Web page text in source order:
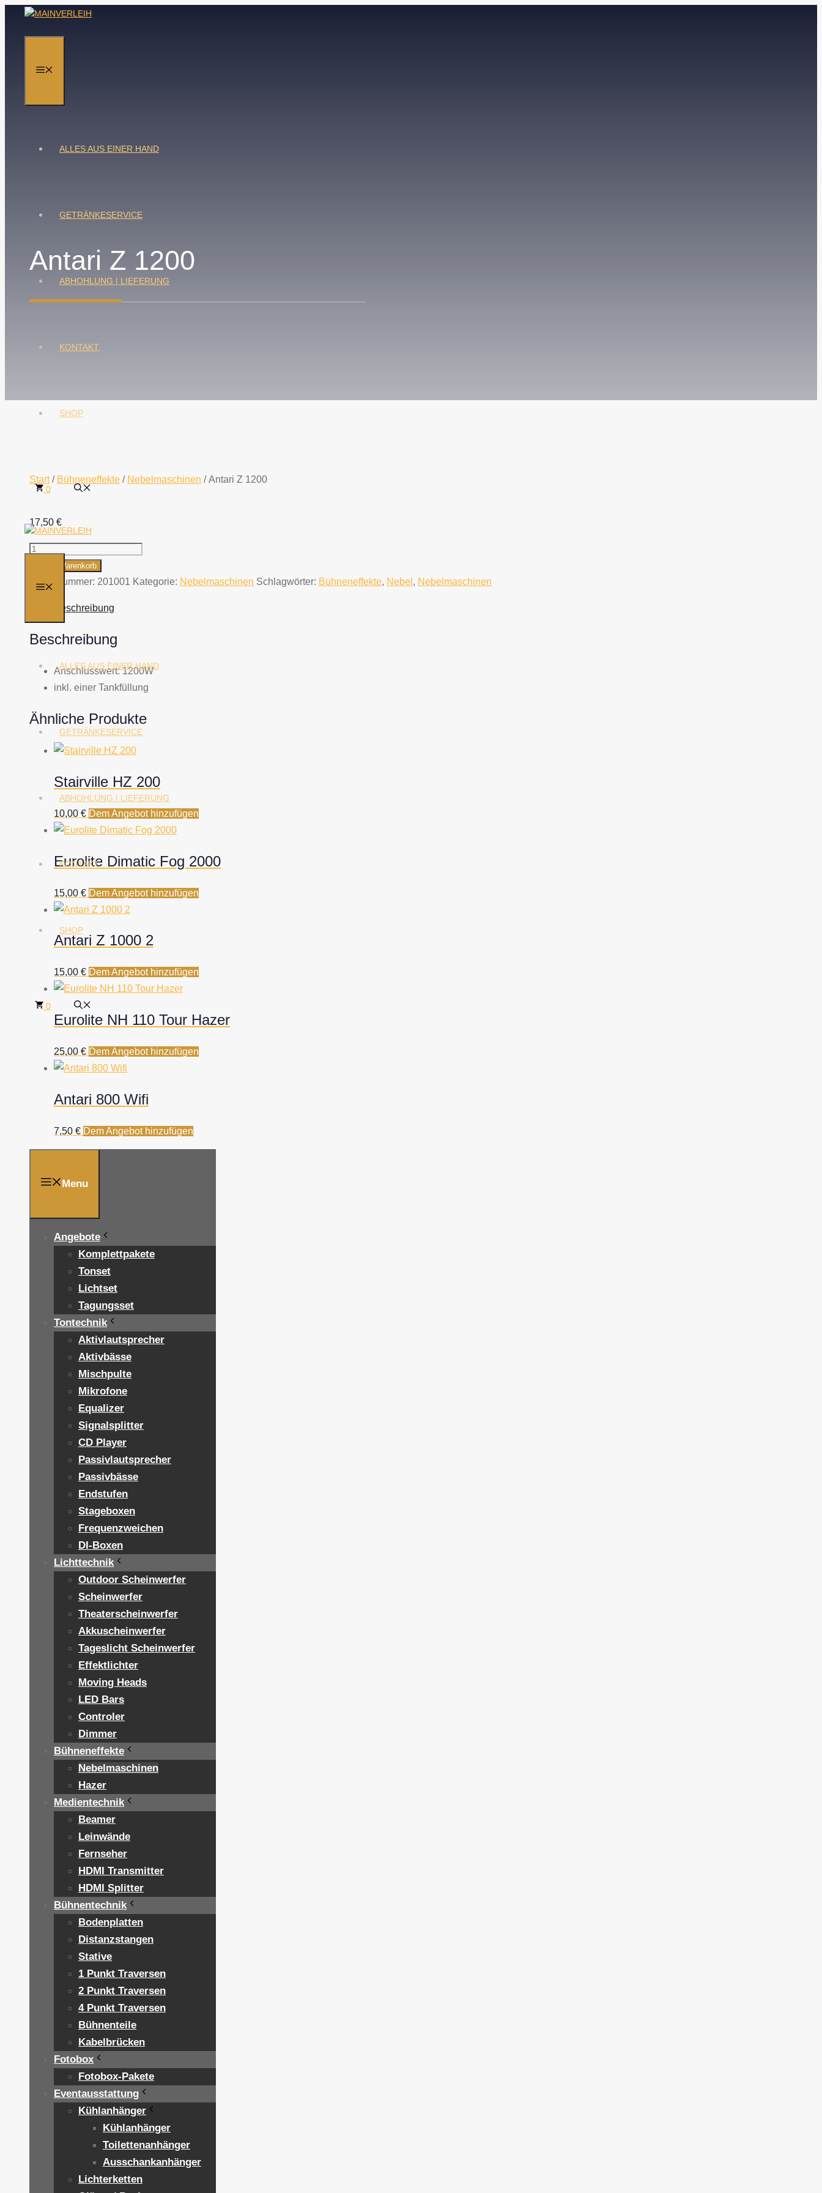
ALLES AUS EINER HAND
GETRÄNKESERVICE
ABHOHLUNG | LIEFERUNG
KONTAKT
SHOP
0
MENÜ
ALLES AUS EINER HAND
GETRÄNKESERVICE
ABHOHLUNG | LIEFERUNG
KONTAKT
SHOP
0
Antari Z 1200
Start/ Bühneneffekte / Nebelmaschinen / Antari Z 1200
17,50 €
Antari
1200
In den Warenkorb
Artikelnummer: 201001 Kategorie: Nebelmaschinen Schlagwörter: Bühneneffekte, Nebel , Nebelmaschinen
Beschreibung
Beschreibung
Anschlusswert: 1200W
inkl. einer Tankfüllung
Ähnliche Produkte
Stairville HZ 200
10,00 € Dem Angebot hinzufügen
Eurolite Dimatic Fog 2000
15,00 € Dem Angebot hinzufügen
Antari Z 1000 2
15,00 € Dem Angebot hinzufügen
Eurolite NH 110 Tour Hazer
25,00 € Dem Angebot hinzufügen
Antari 800 Wifi
7,50 € Dem Angebot hinzufügen
Menu
Angebote
Komplettpakete
Tonset
Lichtset
Tagungsset
Tontechnik
Aktivlautsprecher
Aktivbässe
Mischpulte
Mikrofone
Equalizer
Signalsplitter
CD Player
Passivlautsprecher
Passivbässe
Endstufen
Stageboxen
Frequenzweichen
DI-Boxen
Lichttechnik
Outdoor Scheinwerfer
Scheinwerfer
Theaterscheinwerfer
Akkuscheinwerfer
Tageslicht Scheinwerfer
Effektlichter
Moving Heads
LED Bars
Controler
Dimmer
Bühneneffekte
Nebelmaschinen
Hazer
Medientechnik
Beamer
Leinwände
Fernseher
HDMI Transmitter
HDMI Splitter
Bühnentechnik
Bodenplatten
Distanzstangen
Stative
1 Punkt Traversen
2 Punkt Traversen
4 Punkt Traversen
Bühnenteile
Kabelbrücken
Fotobox
Fotobox-Pakete
Eventausstattung
Kühlanhänger
Kühlanhänger
Toilettenanhänger
Ausschankanhänger
Lichterketten